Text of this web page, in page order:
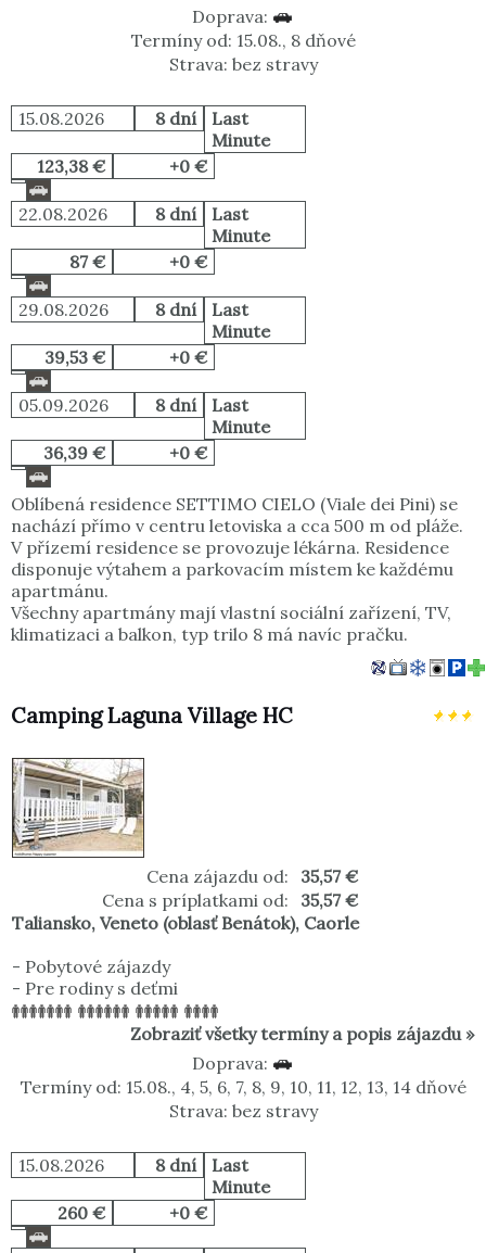
Doprava:
Termíny od: 15.08., 8 dňové
Strava: bez stravy
15.08.2026 8 dní
Last
Minute
123,38 €
+0 €
22.08.2026 8 dní
Last
Minute
87 €
+0 €
29.08.2026 8 dní
Last
Minute
39,53 €
+0 €
05.09.2026 8 dní
Last
Minute
36,39 €
+0 €
Oblíbená residence SETTIMO CIELO (Viale dei Pini) se
nachází přímo v centru letoviska a cca 500 m od pláže.
V přízemí residence se provozuje lékárna. Residence
disponuje výtahem a parkovacím místem ke každému
apartmánu.
Všechny apartmány mají vlastní sociální zařízení, TV,
klimatizaci a balkon, typ trilo 8 má navíc pračku.
Camping Laguna Village HC
Cena zájazdu od:
35,57 €
Cena s príplatkami od:
35,57 €
Taliansko, Veneto (oblasť Benátok), Caorle
- Pobytové zájazdy
- Pre rodiny s deťmi
Zobraziť všetky termíny a popis zájazdu »
Doprava:
Termíny od: 15.08., 4, 5, 6, 7, 8, 9, 10, 11, 12, 13, 14 dňové
Strava: bez stravy
15.08.2026 8 dní
Last
Minute
260 €
+0 €